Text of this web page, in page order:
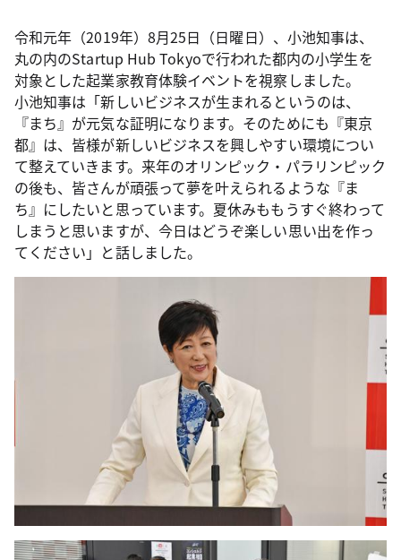
令和元年（2019年）8月25日（日曜日）、小池知事は、
丸の内のStartup Hub Tokyoで行われた都内の小学生を
対象とした起業家教育体験イベントを視察しました。
小池知事は「新しいビジネスが生まれるというのは、
『まち』が元気な証明になります。そのためにも『東京
都』は、皆様が新しいビジネスを興しやすい環境につい
て整えていきます。来年のオリンピック・パラリンピック
の後も、皆さんが頑張って夢を叶えられるような『ま
ち』にしたいと思っています。夏休みももうすぐ終わって
しまうと思いますが、今日はどうぞ楽しい思い出を作っ
てください」と話しました。